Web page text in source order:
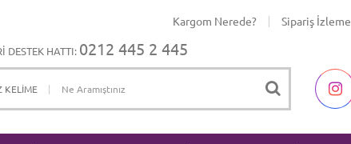
Kargom Nerede? Sipariş İzleme
DESTEK HATTI: 0212 445 2 445